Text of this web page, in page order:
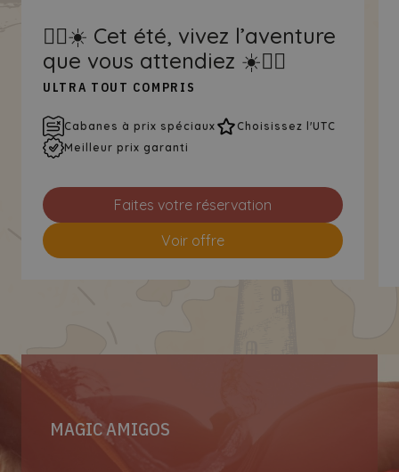
🏴‍☠️☀️ Cet été, vivez l’aventure
que vous attendiez ☀️🏴‍☠️
ULTRA TOUT COMPRIS
Cabanes à prix spéciaux
Choisissez l'UTC
Meilleur prix garanti
Faites votre réservation
Voir offre
MAGIC AMIGOS